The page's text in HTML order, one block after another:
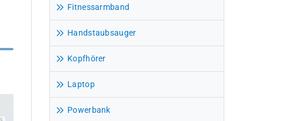
Fitnessarmband
Handstaubsauger
Kopfhörer
Laptop
Powerbank